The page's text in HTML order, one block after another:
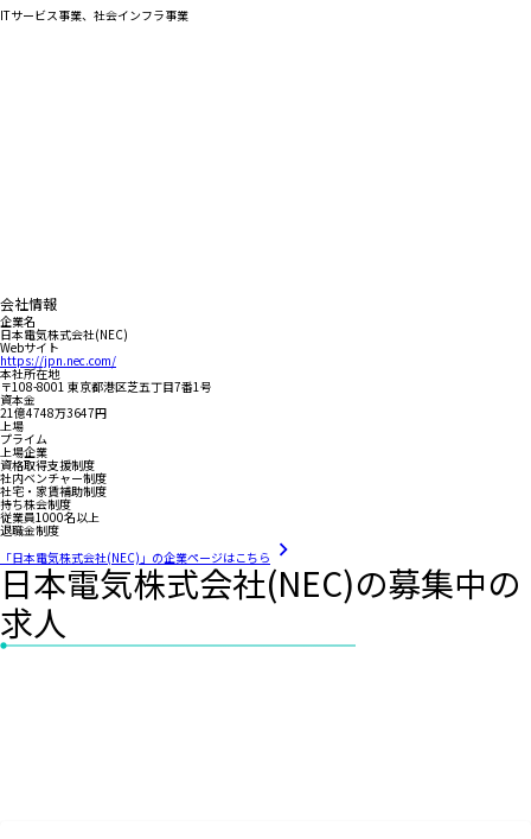
ITサービス事業、社会インフラ事業
会社情報
企業名
日本電気株式会社(NEC)
Webサイト
https://jpn.nec.com/
本社所在地
〒108-8001 東京都港区芝五丁目7番1号
資本金
21億4748万3647円
上場
プライム
上場企業
資格取得支援制度
社内ベンチャー制度
社宅・家賃補助制度
持ち株会制度
従業員1000名以上
退職金制度
「日本電気株式会社(NEC)」の企業ページはこちら
日本電気株式会社(NEC)の募集中の
求人